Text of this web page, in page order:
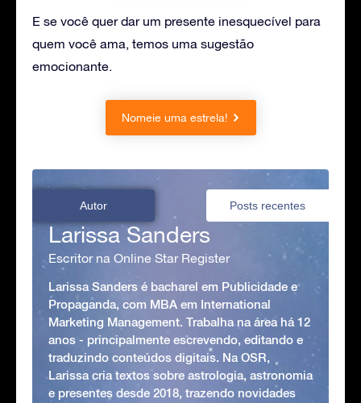
E se você quer dar um presente inesquecível para
quem você ama, temos uma sugestão
emocionante.
Nomeie uma estrela!
Autor Posts recentes
Larissa Sanders
Escritor na Online Star Register
Larissa Sanders é bacharel em Publicidade e
Propaganda, com MBA em International
Marketing Management. Trabalha na área há 12
anos - principalmente escrevendo, editando e
traduzindo conteúdos digitais. Na OSR,
Larissa cria textos sobre astrologia, astronomia
e presentes desde 2018, trazendo novidades